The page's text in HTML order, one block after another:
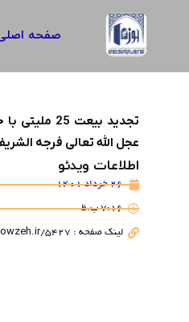
صفحه
تجدید بیعت
عجل الله تعالی فرجه
اطلاعات ویدئو
26 خرداد 1401
7:16 ب.ظ
لینک صفحه : https://livehowzeh.ir/5427